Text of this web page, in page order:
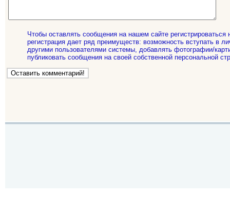
Чтобы оставлять сообщения на нашем сайте регистрироваться
регистрация дает ряд преимуществ: возможность вступать в
другими пользователями системы, добавлять фотографии/
публиковать сообщения на своей собственной персональной